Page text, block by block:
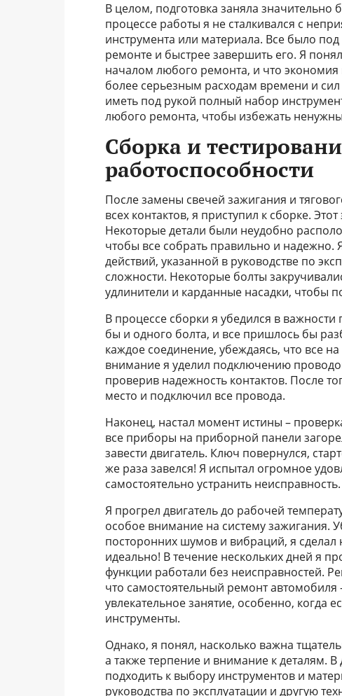
В целом, подготовка заняла
процессе работы я не сталкивался с
инструмента или материала. Все было
ремонте и быстрее завершить его. Я
началом любого ремонта, и что экономия
более серьезным расходам времени и
иметь под рукой полный набор
любого ремонта, чтобы избежать
Сборка и
работоспособности
После замены свечей зажигания и
всех контактов, я приступил к сборке.
Некоторые детали были неудобно
чтобы все собрать правильно и надежно.
действий, указанной в руководстве по
сложности. Некоторые болты
удлинители и карданные насадки, чтобы
В процессе сборки я убедился в важности
бы и одного болта, и все пришлось бы
каждое соединение, убеждаясь, что все
внимание я уделил подключению
проверив надежность контактов. После
место и подключил все провода.
Наконец, настал момент истины –
все приборы на приборной панели
завести двигатель. Ключ повернулся,
же раза завелся! Я испытал огромное
самостоятельно устранить
Я прогрел двигатель до рабочей
особое внимание на систему зажигания.
посторонних шумов и вибраций, я
идеально! В течение нескольких дней я
функции работали без неисправностей.
что самостоятельный ремонт
увлекательное занятие, особенно, когда
инструменты.
Однако, я понял, насколько важна
а также терпение и внимание к деталям.
подходить к выбору инструментов и
руководства по эксплуатации и другую